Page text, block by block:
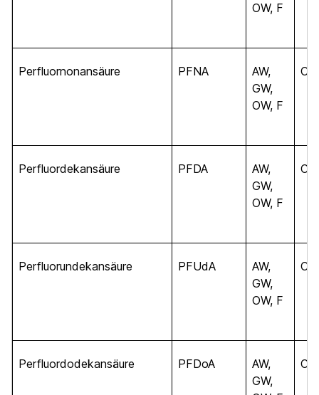
OW, F
Perfluornonansäure PFNA
AW,
GW,
OW, F
C
Perfluordekansäure PFDA
AW,
GW,
OW, F
C
Perfluorundekansäure PFUdA
AW,
GW,
OW, F
C
Perfluordodekansäure PFDoA
AW,
GW,
C